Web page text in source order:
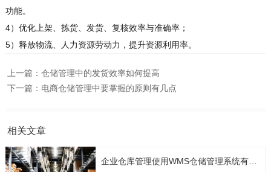
功能。
4）优化上架、拣货、发货、复核效率与准确率；
5）释放物流、人力资源劳动力，提升资源利用率。
上一篇： 仓储管理中的发货效率如何提高
下一篇： 电商仓储管理中要掌握的原则有几点
相关文章